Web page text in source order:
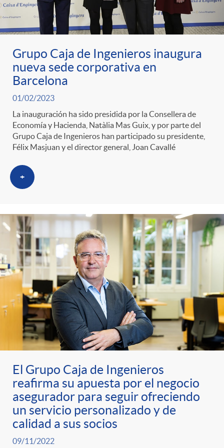
r
a
S
a
l
a
d
e
p
r
e
n
s
n
p
o
r
c
a
t
e
g
r
í
a
e
n
i
d
o
A
n
c
F
i
l
l
i
c
a
d
o
d
e
c
n
t
e
Grupo Caja de Ingenieros inaugura
nueva sede corporativa en
Barcelona
01/02/2023
La inauguración ha sido presidida por la Consellera de
Economía y Hacienda, Natàlia Mas Guix, y por parte del
Grupo Caja de Ingenieros han participado su presidente,
Félix Masjuan y el director general, Joan Cavallé
+
El Grupo Caja de Ingenieros
reafirma su apuesta por el negocio
asegurador para seguir ofreciendo
un servicio personalizado y de
calidad a sus socios
09/11/2022